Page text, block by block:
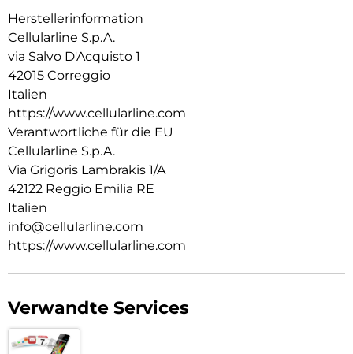
Herstellerinformation
Cellularline S.p.A.
via Salvo D'Acquisto 1
42015 Correggio
Italien
https://www.cellularline.com
Verantwortliche für die EU
Cellularline S.p.A.
Via Grigoris Lambrakis 1/A
42122 Reggio Emilia RE
Italien
info@cellularline.com
https://www.cellularline.com
Verwandte Services